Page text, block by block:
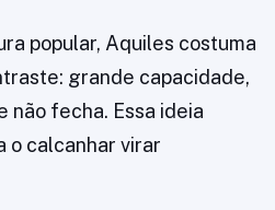
popular, Aquiles costuma
grande capacidade,
não fecha. Essa ideia
o calcanhar virar